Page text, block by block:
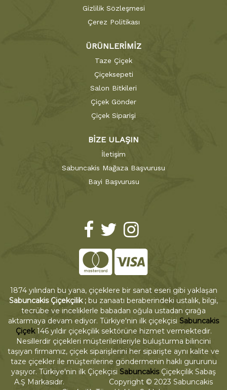
Gizlilik Sözleşmesi
Çerez Politikası
ÜRÜNLERİMİZ
Taze Çiçek
Çiçeksepeti
Salon Bitkileri
Çiçek Gönder
Çiçek Siparişi
BİZE ULAŞIN
İletişim
Sabuncakis Mağaza Başvurusu
Bayi Başvurusu
1874 yılından bu yana, çiçeklere bir sanat eseri gibi yaklaşan
Sabuncakis Çiçekçilik ; bu zanaatı beraberindeki ustalık, bilgi,
tecrübe ve inceliklerle babadan oğula ustadan çırağa
aktarmaya devam ediyor. Türkiye'nin ilk çiçekçisi Sabuncakis
Çiçek146 yıldır çiçekçilik sektörüne hizmet vermektedir.
Nesillerdir çiçekleri müşterilerileriyle buluşturma bilincini
taşıyan firmamız, çiçek siparişlerini her siparişte aynı kalite ve
taze çiçekler ile müşterilerine göndermenin haklı gururunu
yaşıyor. Türkiye'nin ilk Çiçekçisi SabuncakisÇiçekçilik Sabaş
A.Ş Markasıdır. Copyright © 2023 Sabuncakis